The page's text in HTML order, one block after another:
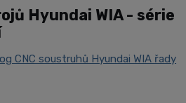
Hyundai WIA - série
CNC soustruhů Hyundai WIA řady